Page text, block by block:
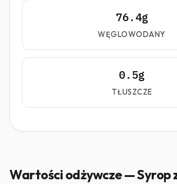
76.4g
WĘGLOWODANY
0.5g
TŁUSZCZE
Wartości odżywcze — Syrop